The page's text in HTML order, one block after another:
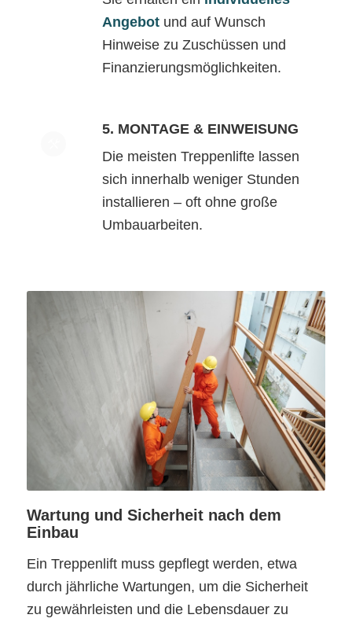
Angebotund auf Wunsch
Hinweise zu Zuschüssen und
Finanzierungsmöglichkeiten.
5. MONTAGE & EINWEISUNG
Die meisten Treppenlifte lassen
sich innerhalb weniger Stunden
installieren – oft ohne große
Umbauarbeiten.
Wartung und Sicherheit nach dem
Einbau
Ein Treppenlift muss gepflegt werden, etwa
durch jährliche Wartungen, um die Sicherheit
zu gewährleisten und die Lebensdauer zu